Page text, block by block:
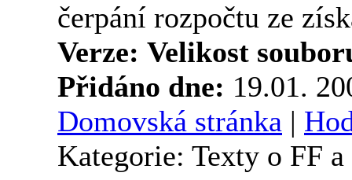
čerpání rozpočtu ze
Verze: Velikost
Přidáno dne: 19.01.
Domovská stránka |
Kategorie: Texty o FF